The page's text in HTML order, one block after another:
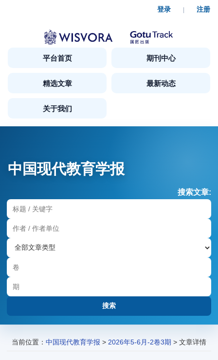
登录 | 注册
平台首页 期刊中心
精选文章 最新动态
关于我们
中国现代教育学报
搜索文章:
当前位置： 中国现代教育学报 > 2026年5-6月-2卷3期 > 文章详情